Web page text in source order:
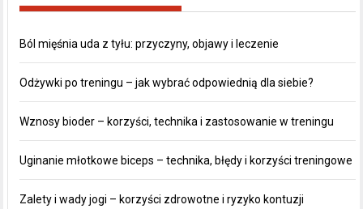
Ból mięśnia uda z tyłu: przyczyny, objawy i leczenie
Odżywki po treningu – jak wybrać odpowiednią dla siebie?
Wznosy bioder – korzyści, technika i zastosowanie w treningu
Uginanie młotkowe biceps – technika, błędy i korzyści treningowe
Zalety i wady jogi – korzyści zdrowotne i ryzyko kontuzji